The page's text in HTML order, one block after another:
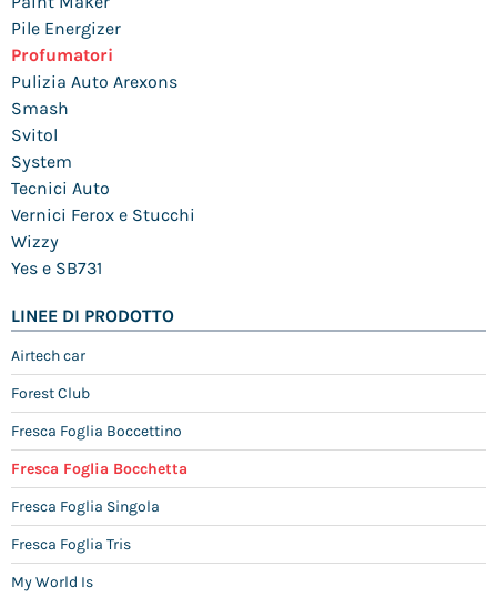
Pile Energizer
Profumatori
Pulizia Auto Arexons
Smash
Svitol
System
Tecnici Auto
Vernici Ferox e Stucchi
Wizzy
Yes e SB731
LINEE DI PRODOTTO
Airtech car
Forest Club
Fresca Foglia Boccettino
Fresca Foglia Bocchetta
Fresca Foglia Singola
Fresca Foglia Tris
My World Is